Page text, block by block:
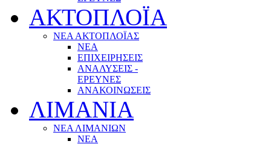
ΑΚΤΟΠΛΟΪΑ
ΝΕΑ ΑΚΤΟΠΛΟΪΑΣ
ΝΕΑ
ΕΠΙΧΕΙΡΗΣΕΙΣ
ΑΝΑΛΥΣΕΙΣ -
ΕΡΕΥΝΕΣ
ΑΝΑΚΟΙΝΩΣΕΙΣ
ΛΙΜΑΝΙΑ
ΝΕΑ ΛΙΜΑΝΙΩΝ
ΝΕΑ